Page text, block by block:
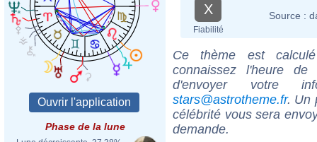
Phase de la lune
X
Fiabilité
Source :
Ce thème est
connaissez l'heure
d'envoyer votre
stars@astrotheme.fr. Un
célébrité vous sera
demande.